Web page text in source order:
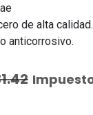
de alta calidad.
anticorrosivo.